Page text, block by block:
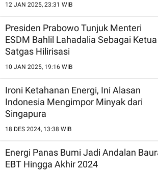
12 JAN 2025, 23:31 WIB
Presiden Prabowo Tunjuk Menteri
ESDM Bahlil Lahadalia Sebagai Ketua
Satgas Hilirisasi
10 JAN 2025, 19:16 WIB
Ironi Ketahanan Energi, Ini Alasan
Indonesia Mengimpor Minyak dari
Singapura
18 DES 2024, 13:38 WIB
Energi Panas Bumi Jadi Andalan
EBT Hingga Akhir 2024